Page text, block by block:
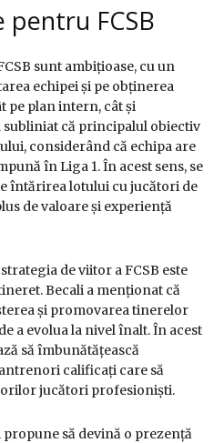
FCSB
sunt ambițioase, cu un
echipei și pe obținerea
pe plan intern, cât și
că principalul obiectiv
considerând că echipa are
în Liga 1. În acest sens, se
întărirea lotului cu jucători de
de valoare și experiență
de viitor a FCSB este
Becali a menționat că
și promovarea tinerelor
a evolua la nivel înalt. În acest
să îmbunătățească
calificați care să
jucători profesioniști.
propune să devină o prezență